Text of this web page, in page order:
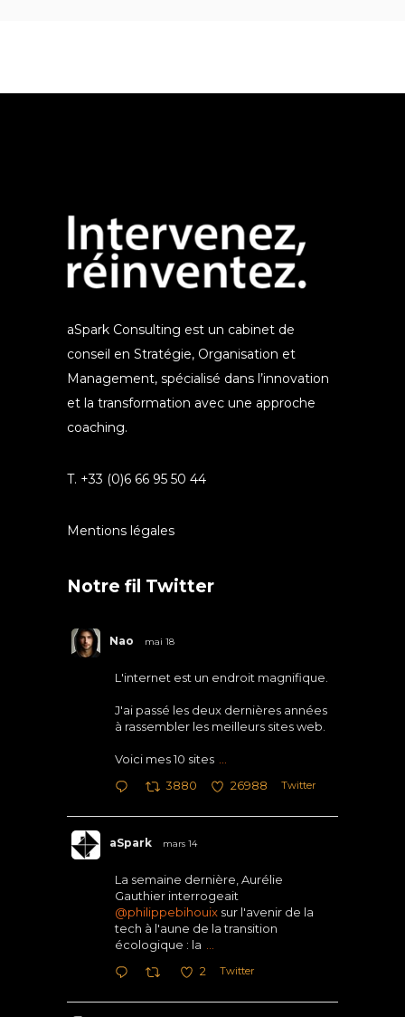
aSpark Consulting est un cabinet de
conseil en Stratégie, Organisation et
Management, spécialisé dans l’innovation
et la transformation avec une approche
coaching.
T. +33 (0)6 66 95 50 44
Mentions légales
Notre fil Twitter
Nao mai 18
L'internet est un endroit magnifique.
J'ai passé les deux dernières années
à rassembler les meilleurs sites web.
Voici mes 10 sites ...
3880 26988 Twitter
aSpark mars 14
La semaine dernière, Aurélie
Gauthier interrogeait
@philippebihouix sur l'avenir de la
tech à l'aune de la transition
écologique : la ...
2 Twitter